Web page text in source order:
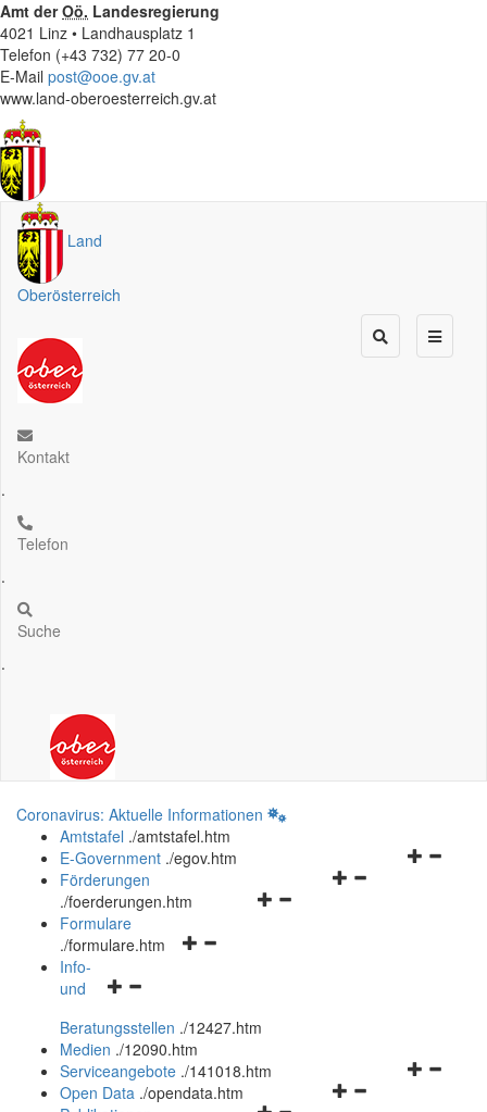
Amt derOö. Landesregierung
4021 Linz • Landhausplatz 1
Telefon (+43 732) 77 20-0
E-Mail post@ooe.gv.at
www.land-oberoesterreich.gv.at
Land
Oberösterreich
Kontakt
.
Telefon
.
Suche
.
Coronavirus: Aktuelle Informationen
Amtstafel ./amtstafel.htm
Navigationsmenü
E-Government ./egov.htm
Navigationsmenü
Förderungen
./foerderungen.htm
Navigationsmenü
Formulare
./formulare.htm
Navigationsmenü
und
schließen
Info-
und
Beratungsstellen ./12427.htm
Medien ./12090.htm
Navigationsmenü
Serviceangebote ./141018.htm
Open Data ./opendata.htm